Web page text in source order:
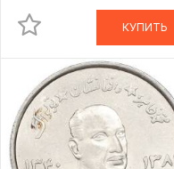
КУПИТЬ